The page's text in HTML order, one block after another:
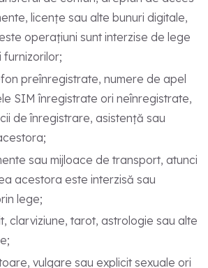
licențe sau alte bunuri digitale,
operațiuni sunt interzise de lege
furnizorilor;
preînregistrate, numere de apel
SIM înregistrate ori neînregistrate,
de înregistrare, asistență sau
sau mijloace de transport, atunci
acestora este interzisă sau
lege;
clarviziune, tarot, astrologie sau alte
vulgare sau explicit sexuale ori